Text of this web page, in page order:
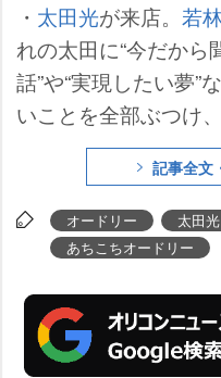
・ 太田光が来店。 若
れの太田に“今だから
話”や“実現したい夢”
いことを全部ぶつけ
ないさまざまな本音
記事全文
オードリー 太田光
あちこちオードリー